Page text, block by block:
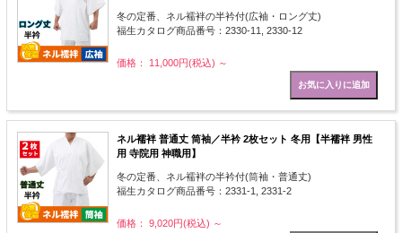
冬の定番、ネル襦袢の半衿付(広袖・ロング丈)
福生カタログ商品番号：2330-11, 2330-12
価格： 11,000円(税込) ～
ネル襦袢 普通丈 筒袖／半衿 2枚セット 冬用【半襦袢 男性
用 寺院用 神職用】
冬の定番、ネル襦袢の半衿付(筒袖・普通丈)
福生カタログ商品番号：2331-1, 2331-2
価格： 9,020円(税込) ～